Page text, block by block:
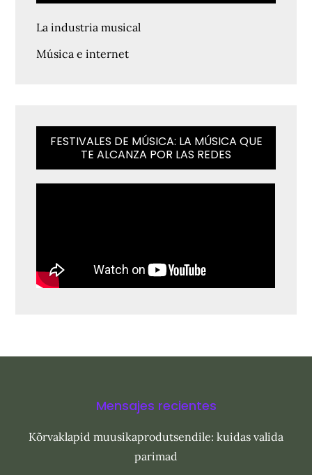
La industria musical
Música e internet
FESTIVALES DE MÚSICA: LA MÚSICA QUE
TE ALCANZA POR LAS REDES
Mensajes recientes
Kõrvaklapid muusikaprodutsendile: kuidas valida
parimad